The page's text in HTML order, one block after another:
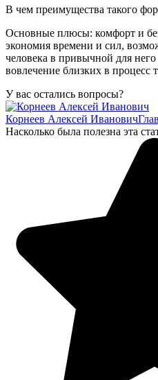
В чем преимущества такого
Основные плюсы: комфорт и
экономия времени и сил,
человека в привычной для него
вовлечение близких в процесс
У вас остались вопросы?
Корнеев Алексей Иванович
Насколько была полезна эта